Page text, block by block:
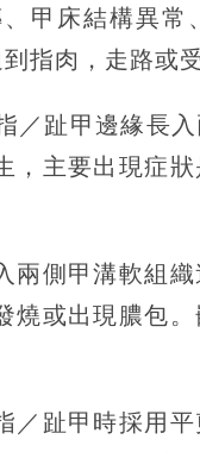
甲床結構異常
指肉，走路或受
趾甲邊緣長
主要出現症
側甲溝軟組
或出現膿包
趾甲時採用